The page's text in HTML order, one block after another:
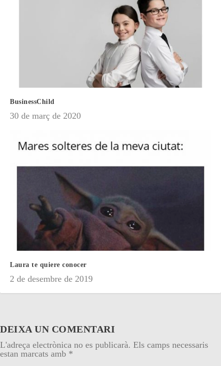
BusinessChild
30 de març de 2020
Laura te quiere conocer
2 de desembre de 2019
DEIXA UN COMENTARI
L'adreça electrònica no es publicarà. Els camps necessaris
estan marcats amb *